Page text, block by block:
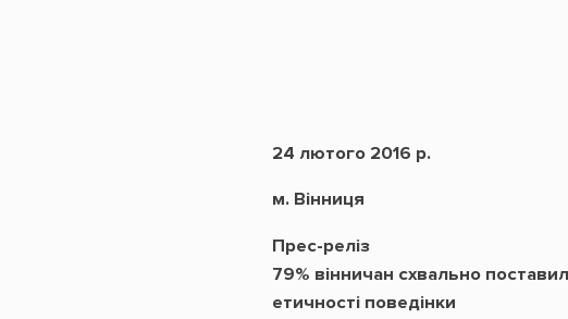
24 лютого 2016 р.
м. Вінниця
Прес-реліз
79% вінничан схвально
етичності поведінки